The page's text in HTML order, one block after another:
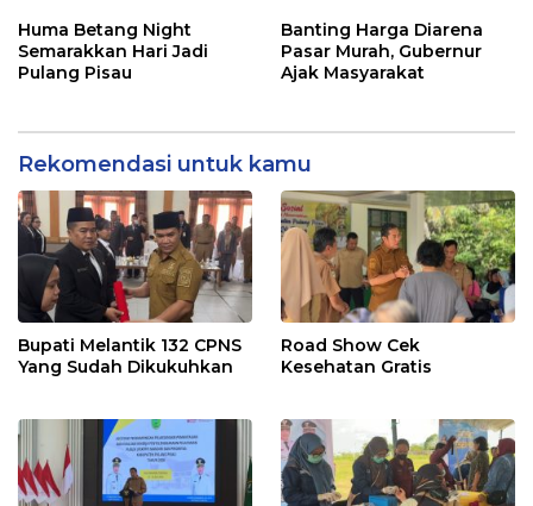
Huma Betang Night
Semarakkan Hari Jadi
Pulang Pisau
Banting Harga Diarena
Pasar Murah, Gubernur
Ajak Masyarakat
Rekomendasi untuk kamu
Bupati Melantik 132 CPNS
Yang Sudah Dikukuhkan
Road Show Cek
Kesehatan Gratis